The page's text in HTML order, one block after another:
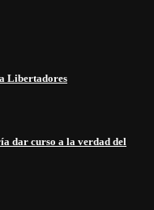
Libertadores
dar curso a la verdad del